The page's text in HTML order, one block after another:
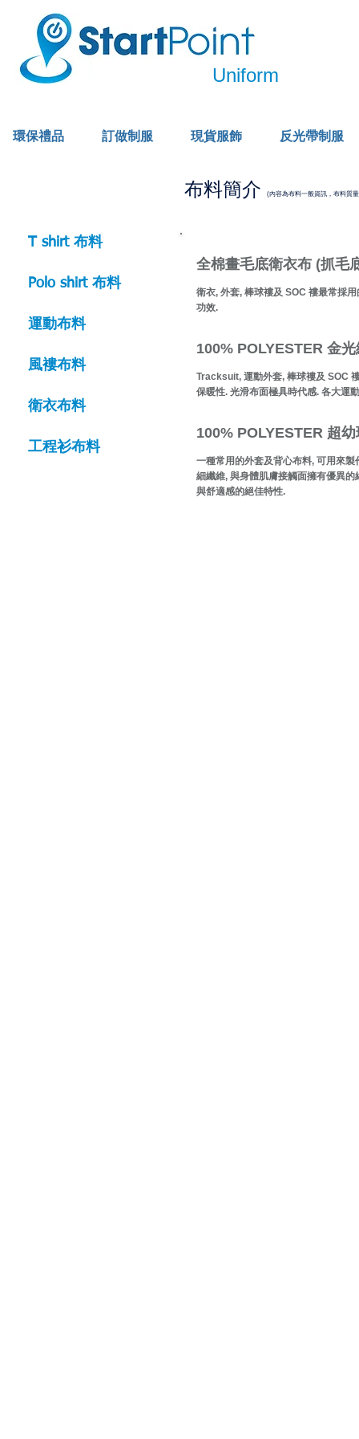
環保禮品 訂做制服 現貨服飾 反光帶制服
Uniform
布料簡介 (內容為布料一般資訊，布料質
T shirt 布料
Polo shirt 布料
運動布料
風褸布料
衛衣布料
工程衫布料
全棉畫毛底衛衣布 (抓毛
衛衣, 外套, 棒球褸及 SOC 褸最常採
功效.
100% POLYESTER 金
Tracksuit, 運動外套, 棒球褸及 SOC
保暖性. 光滑布面極具時代感. 各大運
100% POLYESTER 超
一種常用的外套及背心布料, 可用來
細纖維, 與身體肌膚接觸面擁有優異
與舒適感的絕佳特性.